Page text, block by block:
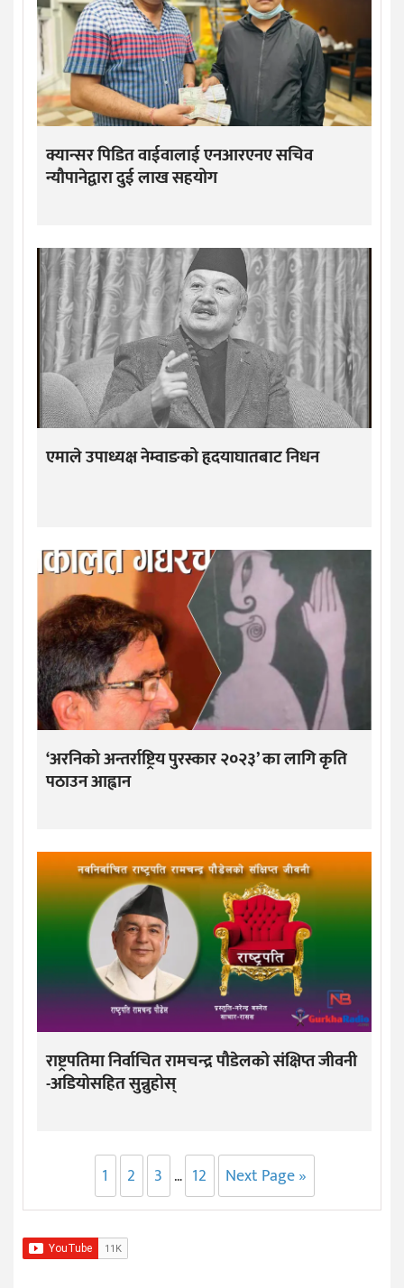
क्यान्सर पिडित वाईवालाई एनआरएनए सचिव
न्यौपानेद्वारा दुई लाख सहयोग
एमाले उपाध्यक्ष नेम्वाङको हृदयाघातबाट निधन
‘अरनिको अन्तर्राष्ट्रिय पुरस्कार २०२३’ का लागि कृति
पठाउन आह्वान
राष्ट्रपतिमा निर्वाचित रामचन्द्र पौडेलको संक्षिप्त जीवनी
-अडियोसहित सुन्नुहोस्
1 2 3 … 12 Next Page »